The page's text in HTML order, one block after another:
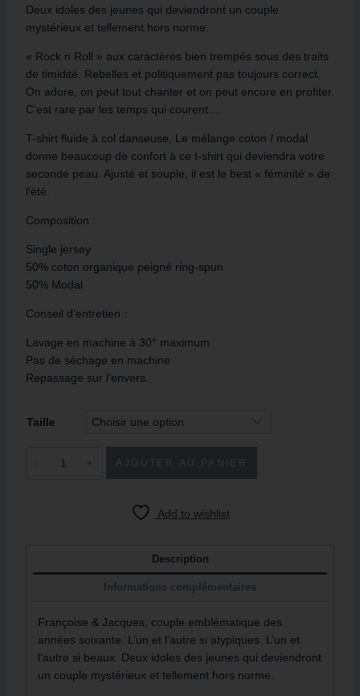
Deux idoles des jeunes qui deviendront un couple
mystérieux et tellement hors norme.
« Rock n Roll » aux caractères bien trempés sous des traits
de timidité. Rebelles et politiquement pas toujours correct.
On adore, on peut tout chanter et on peut encore en profiter.
C’est rare par les temps qui courent….
T-shirt fluide à col danseuse. Le mélange coton / modal
donne beaucoup de confort à ce t-shirt qui deviendra votre
seconde peau. Ajusté et souple, il est le best « féminité » de
l’été.
Composition :
Single jersey
50% coton organique peigné ring-spun
50% Modal
Conseil d’entretien :
Lavage en machine à 30° maximum
Pas de séchage en machine
Repassage sur l’envers.
Taille
Add to wishlist
Description
Informations complémentaires
Françoise & Jacques, couple emblématique des
années soixante. L’un et l’autre si atypiques. L’un et
l’autre si beaux. Deux idoles des jeunes qui deviendront
un couple mystérieux et tellement hors norme.